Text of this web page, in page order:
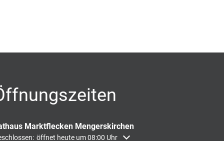
Marktflecken Mengerskirchen
um weitere Öffnungs- oder Schließzeiten auszublenden
öffnet heute um 08:00 Uhr